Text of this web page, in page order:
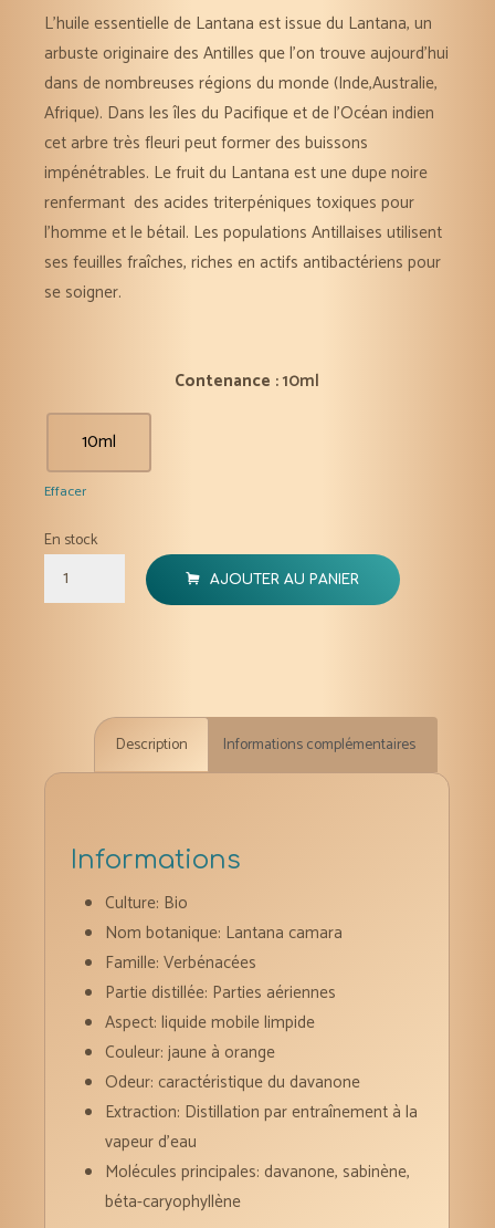
L’huile essentielle de Lantana est issue du Lantana, un
arbuste originaire des Antilles que l’on trouve aujourd’hui
dans de nombreuses régions du monde (Inde,Australie,
Afrique). Dans les îles du Pacifique et de l’Océan indien
cet arbre très fleuri peut former des buissons
impénétrables. Le fruit du Lantana estune dupe noire
renfermant des acides triterpéniques toxiques pour
l’homme et le bétail. Les populations Antillaises utilisent
sesfeuilles fraîches, riches en actifs antibactériens pour
se soigner.
Contenance : 10ml
10ml
Effacer
En stock
quantité
de
ml
AJOUTER AU PANIER
Description Informations complémentaires
Informations
Culture: Bio
Nom botanique: Lantana camara
Famille: Verbénacées
Partie distillée: Parties aériennes
Aspect: liquide mobile limpide
Couleur: jaune à orange
Odeur: caractéristique du davanone
Extraction: Distillation par entraînement à la
vapeur d’eau
Molécules principales: davanone, sabinène,
béta-caryophyllène